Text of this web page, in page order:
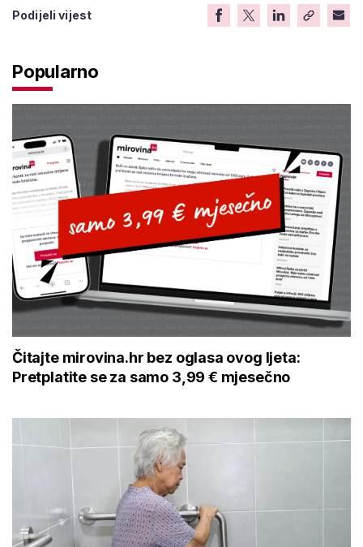
Podijeli vijest
Popularno
Čitajte mirovina.hr bez oglasa ovog ljeta:
Pretplatite se za samo 3,99 € mjesečno